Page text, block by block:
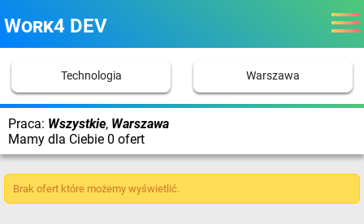
Work4 DEV
Technologia Warszawa
Praca: Wszystkie, Warszawa
Mamy dla Ciebie 0 ofert
Brak ofert które możemy wyświetlić.